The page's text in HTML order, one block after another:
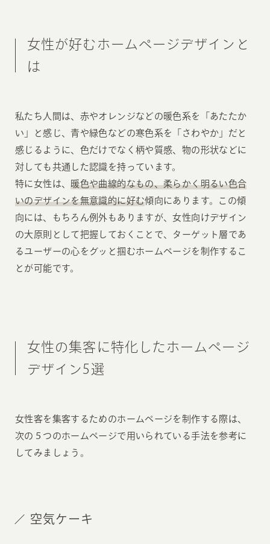
女性が好むホームページデザインと
は
私たち人間は、赤やオレンジなどの暖色系を「あたたか
い」と感じ、青や緑色などの寒色系を「さわやか」だと
感じるように、色だけでなく柄や質感、物の形状などに
対しても共通した認識を持っています。
特に女性は、暖色や曲線的なもの、柔らかく明るい色合
いのデザインを無意識的に好む傾向にあります。この傾
向には、もちろん例外もありますが、女性向けデザイン
の大原則として把握しておくことで、ターゲット層であ
るユーザーの心をグッと掴むホームページを制作するこ
とが可能です。
女性の集客に特化したホームページ
デザイン5選
女性客を集客するためのホームページを制作する際は、
次の５つのホームページで用いられている手法を参考に
してみましょう。
空気ケーキ